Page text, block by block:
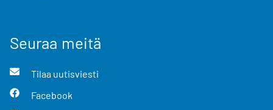
Seuraa meitä
Tilaa uutisviesti
Facebook